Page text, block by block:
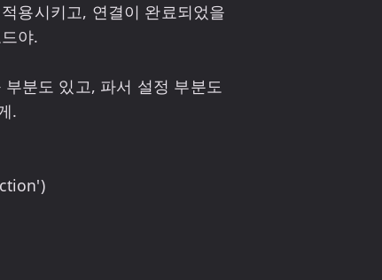
용시키고, 연결이 완료되었을
야.
분도 있고, 파서 설정 부분도
.